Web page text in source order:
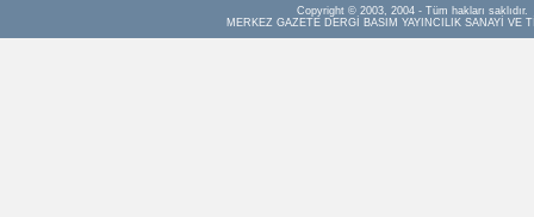
Copyright © 2003, 2004 - Tüm hakları saklıdır.
MERKEZ GAZETE DERGİ BASIM YAYINCILIK SANAYİ VE